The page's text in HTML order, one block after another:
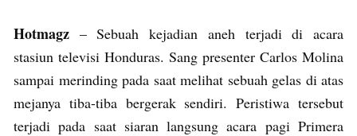
Hotmagz – Sebuah kejadian aneh terjadi di acara
stasiun televisi Honduras. Sang presenter Carlos Molina
sampai merinding pada saat melihat sebuah gelas di atas
mejanya tiba-tiba bergerak sendiri. Peristiwa tersebut
terjadi pada saat siaran langsung acara pagi Primera